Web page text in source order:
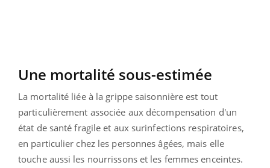
Une mortalité sous-estimée
La mortalité liée à la grippe saisonnière est tout
particulièrement associée aux décompensation d'un
état de santé fragile et aux surinfections respiratoires,
en particulier chez les personnes âgées, mais elle
touche aussi les nourrissons et les femmes enceintes.